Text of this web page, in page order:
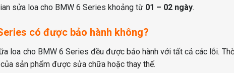
sửa loa cho BMW 6 Series khoảng từ 01 – 02 ngày.
có được bảo hành không?
loa cho BMW 6 Series đều được bảo hành với tất cả các lỗi. T
sản phẩm được sửa chữa hoặc thay thế.